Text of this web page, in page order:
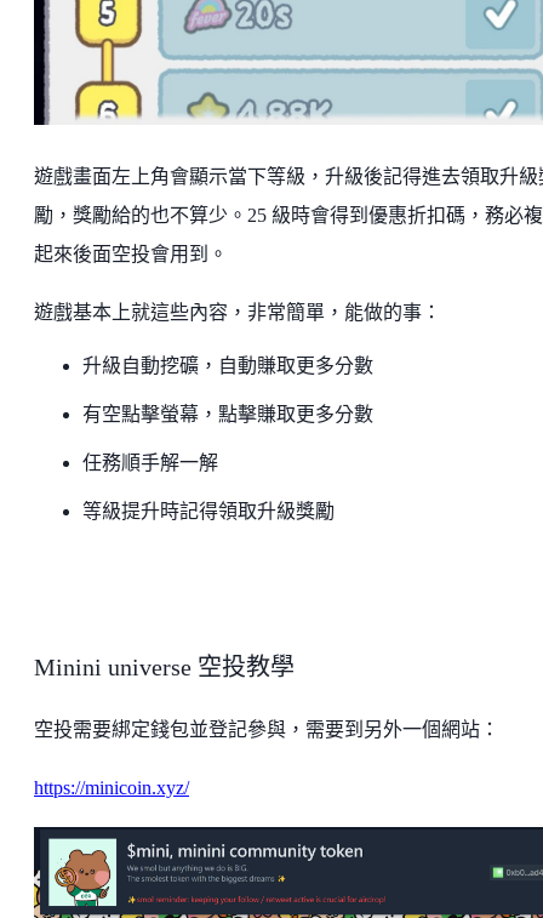
遊戲畫面左上角會顯示當下等級，升級後記得進去領取升級
勵，獎勵給的也不算少。25 級時會得到優惠折扣碼，務必
起來後面空投會用到。
遊戲基本上就這些內容，非常簡單，能做的事：
升級自動挖礦，自動賺取更多分數
有空點擊螢幕，點擊賺取更多分數
任務順手解一解
等級提升時記得領取升級獎勵
Minini universe 空投教學
空投需要綁定錢包並登記參與，需要到另外一個網站：
https://minicoin.xyz/